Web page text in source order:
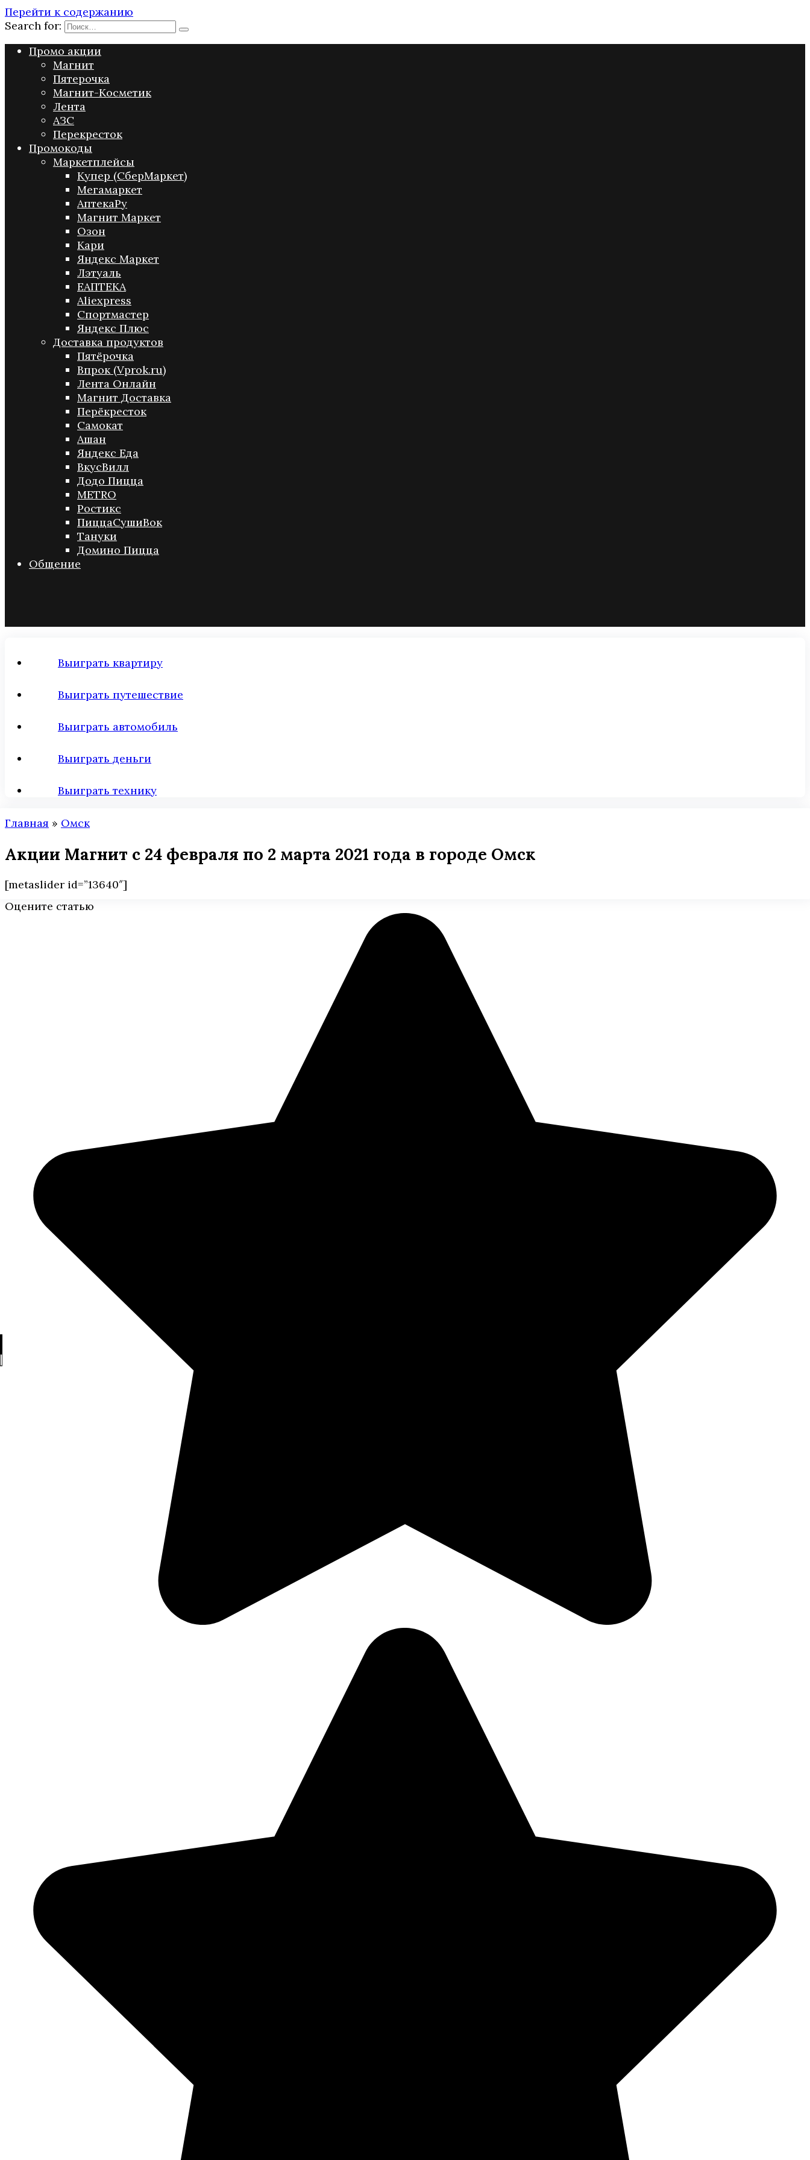
Перейти к содержанию
Search for:
Промо акции
Магнит
Пятерочка
Магнит-Косметик
Лента
АЗС
Перекресток
Промокоды
Маркетплейсы
Купер (СберМаркет)
Мегамаркет
АптекаРу
Магнит Маркет
Озон
Кари
Яндекс Маркет
Лэтуаль
ЕАПТЕКА
Aliexpress
Спортмастер
Яндекс Плюс
Доставка продуктов
Пятёрочка
Впрок (Vprok.ru)
Лента Онлайн
Магнит Доставка
Перёкресток
Самокат
Ашан
Яндекс Еда
ВкусВилл
Додо Пицца
METRO
Ростикс
ПиццаСушиВок
Тануки
Домино Пицца
Общение
Выиграть квартиру
Выиграть путешествие
Выиграть автомобиль
Выиграть деньги
Выиграть технику
Главная » Омск
Акции Магнит с 24 февраля по 2 марта 2021 года в городе Омск
[metaslider id=”13640″]
Оцените статью